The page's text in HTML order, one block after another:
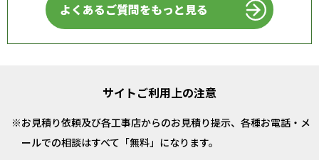
よくあるご質問をもっと見る
サイトご利用上の注意
お見積り依頼及び各工事店からのお見積り提示、各種お電話・メ
ールでの相談はすべて「無料」になります。